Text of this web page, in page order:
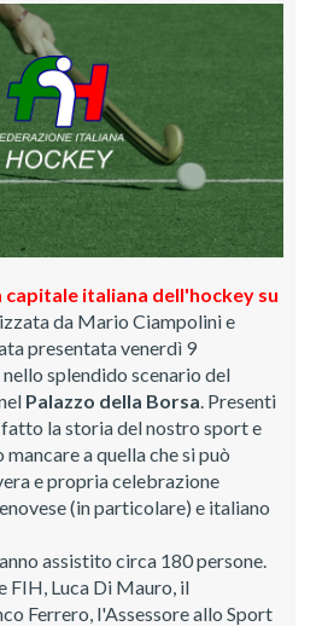
capitale italiana dell'hockey su
da Mario Ciampolini e
presentata venerdì 9
splendido scenario del
Palazzo della Borsa . Presenti
la storia del nostro sport e
a quella che si può
e propria celebrazione
(in particolare) e italiano
assistito circa 180 persone.
FIH, Luca Di Mauro, il
Ferrero, l'Assessore allo Sport